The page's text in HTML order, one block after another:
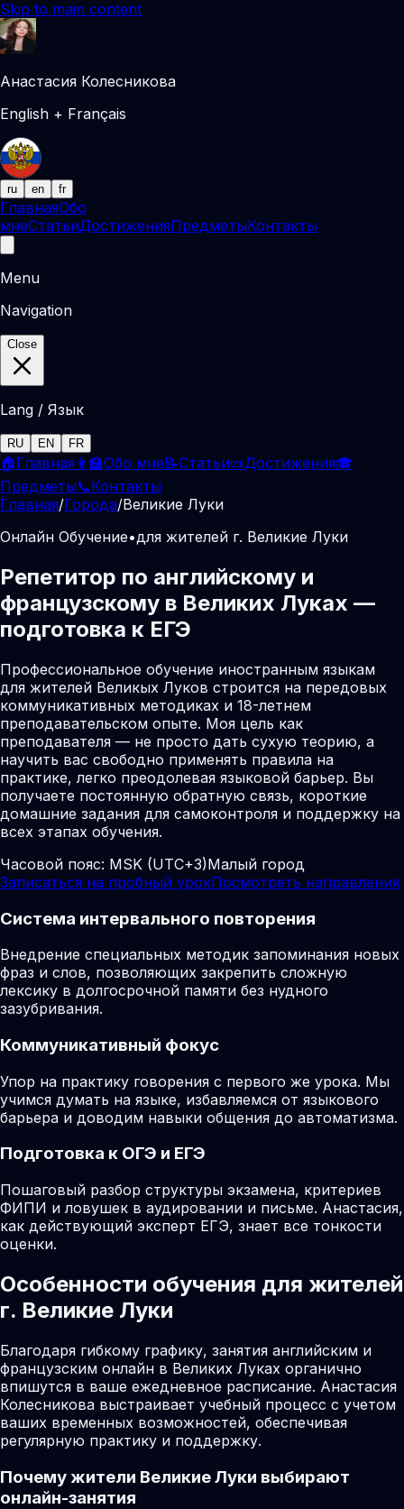
Skip to main content
Анастасия Колесникова
English + Français
ru en fr
ГлавнаяОбо
мнеСтатьиДостиженияПредметыКонтакты
Menu
Navigation
Close
Lang / Язык
RU EN FR
🏠Главная 👩‍🏫Обо мне📝Статьи📜Достижения🎓
Предметы📞Контакты
Главная/Города/Великие Луки
Онлайн Обучение•для жителей г. Великие Луки
Репетитор по английскому и
французскому в Великих Луках —
подготовка к ЕГЭ
Профессиональное обучение иностранным языкам
для жителей Великых Луков строится на передовых
коммуникативных методиках и 18-летнем
преподавательском опыте. Моя цель как
преподавателя — не просто дать сухую теорию, а
научить вас свободно применять правила на
практике, легко преодолевая языковой барьер. Вы
получаете постоянную обратную связь, короткие
домашние задания для самоконтроля и поддержку на
всех этапах обучения.
Часовой пояс: MSK (UTC+3)Малый город
Записаться на пробный урокПосмотреть направления
Система интервального повторения
Внедрение специальных методик запоминания новых
фраз и слов, позволяющих закрепить сложную
лексику в долгосрочной памяти без нудного
зазубривания.
Коммуникативный фокус
Упор на практику говорения с первого же урока. Мы
учимся думать на языке, избавляемся от языкового
барьера и доводим навыки общения до автоматизма.
Подготовка к ОГЭ и ЕГЭ
Пошаговый разбор структуры экзамена, критериев
ФИПИ и ловушек в аудировании и письме. Анастасия,
как действующий эксперт ЕГЭ, знает все тонкости
оценки.
Особенности обучения для жителей
г. Великие Луки
Благодаря гибкому графику, занятия английским и
французским онлайн в Великих Луках органично
впишутся в ваше ежедневное расписание. Анастасия
Колесникова выстраивает учебный процесс с учетом
ваших временных возможностей, обеспечивая
регулярную практику и поддержку.
Почему жители Великие Луки выбирают
онлайн-занятия